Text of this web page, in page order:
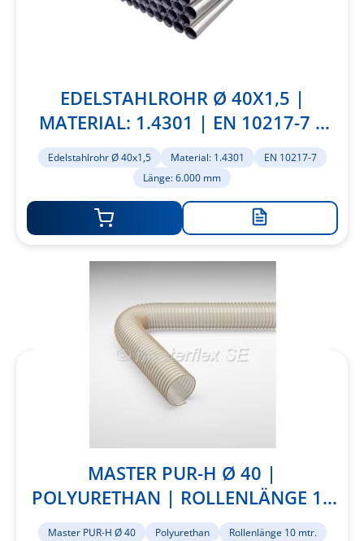
EDELSTAHLROHR Ø 40X1,5 |
MATERIAL: 1.4301 | EN 10217-7 |
LÄNGE: 6.000 MM
Edelstahlrohr Ø 40x1,5 Material: 1.4301
EN 10217-7
Länge: 6.000 mm
Zur
Merkliste
hinzufügen
MASTER PUR-H Ø 40 |
POLYURETHAN | ROLLENLÄNGE 10
MTR.
Master PUR-H Ø 40 Polyurethan Rollenlänge 10 mtr.